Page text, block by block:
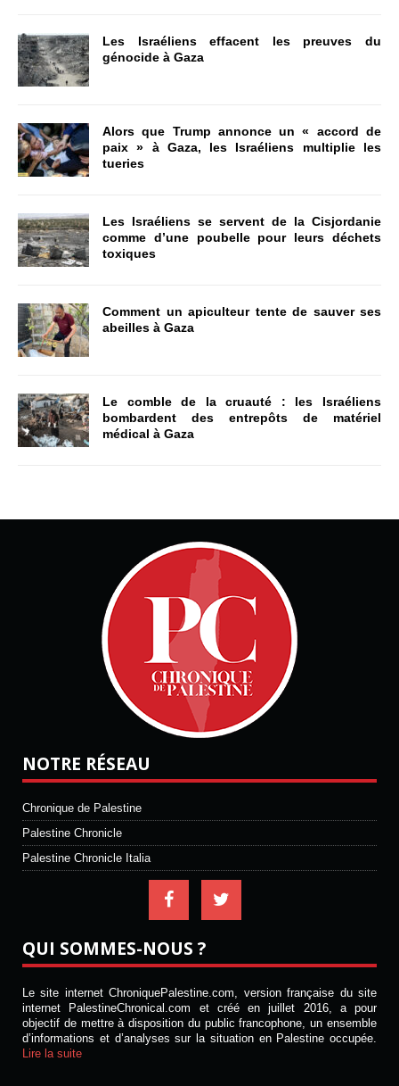
Les Israéliens effacent les preuves du
génocide à Gaza
Alors que Trump annonce un « accord de
paix » à Gaza, les Israéliens multiplie les
tueries
Les Israéliens se servent de la Cisjordanie
comme d’une poubelle pour leurs déchets
toxiques
Comment un apiculteur tente de sauver ses
abeilles à Gaza
Le comble de la cruauté : les Israéliens
bombardent des entrepôts de matériel
médical à Gaza
NOTRE RÉSEAU
Chronique de Palestine
Palestine Chronicle
Palestine Chronicle Italia
QUI SOMMES-NOUS ?
Le site internet ChroniquePalestine.com, version française du site
internet PalestineChronical.com et créé en juillet 2016, a pour
objectif de mettre à disposition du public francophone, un ensemble
d’informations et d’analyses sur la situation en Palestine occupée.
Lire la suite